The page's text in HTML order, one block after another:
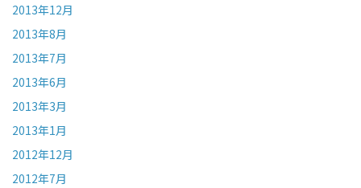
2013年12月
2013年8月
2013年7月
2013年6月
2013年3月
2013年1月
2012年12月
2012年7月